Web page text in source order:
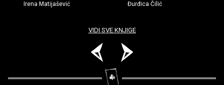
Irena Matijašević Đurđica Čilić
VIDI SVE KNJIGE